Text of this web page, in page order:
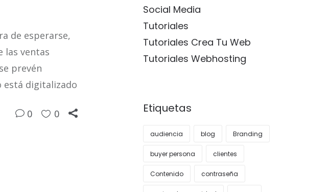
de esperarse,
las ventas
prevén
está digitalizado
0 0
Social Media
Tutoriales
Tutoriales Crea Tu Web
Tutoriales Webhosting
Etiquetas
audiencia blog Branding
buyer persona clientes
Contenido contraseña